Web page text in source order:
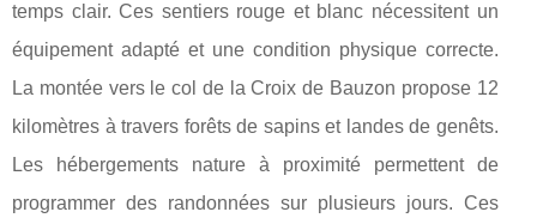
temps clair. Ces sentiers rouge et blanc nécessitent un
équipement adapté et une condition physique correcte.
La montée vers le col de la Croix de Bauzon propose 12
kilomètres à travers forêts de sapins et landes de genêts.
Les hébergements nature à proximité permettent de
programmer des randonnées sur plusieurs jours. Ces